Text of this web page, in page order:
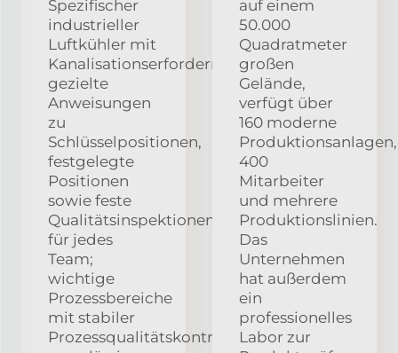
Spezifischer
industrieller
Luftkühler mit
Kanalisationserfordernissen;
gezielte
Anweisungen
zu
Schlüsselpositionen,
festgelegte
Positionen
sowie feste
Qualitätsinspektionen
für jedes
Team;
wichtige
Prozessbereiche
mit stabiler
Prozessqualitätskontrolle;
auf einem
50.000
Quadratmeter
großen
Gelände,
verfügt über
160 moderne
Produktionsanlagen,
400
Mitarbeiter
und mehrere
Produktionslinien.
Das
Unternehmen
hat außerdem
ein
professionelles
Labor zur